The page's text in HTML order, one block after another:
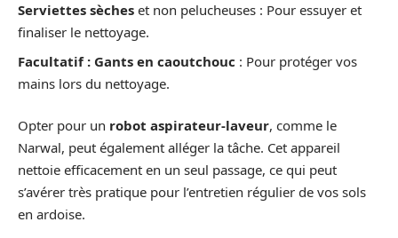
Serviettes sèches et non pelucheuses : Pour essuyer et
finaliser le nettoyage.
Facultatif : Gants en caoutchouc : Pour protéger vos
mains lors du nettoyage.
Opter pour un robot aspirateur-laveur, comme le
Narwal, peut également alléger la tâche. Cet appareil
nettoie efficacement en un seul passage, ce qui peut
s’avérer très pratique pour l’entretien régulier de vos sols
en ardoise.